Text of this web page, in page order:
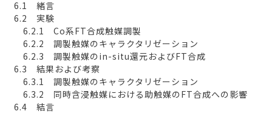
6.1 緒言
6.2 実験
6.2.1 Co系FT合成触媒調製
6.2.2 調製触媒のキャラクタリゼーション
6.2.3 調製触媒のin-situ還元およびFT合成
6.3 結果および考察
6.3.1 調製触媒のキャラクタリゼーション
6.3.2 同時含浸触媒における助触媒のFT合成への影響
6.4 結言